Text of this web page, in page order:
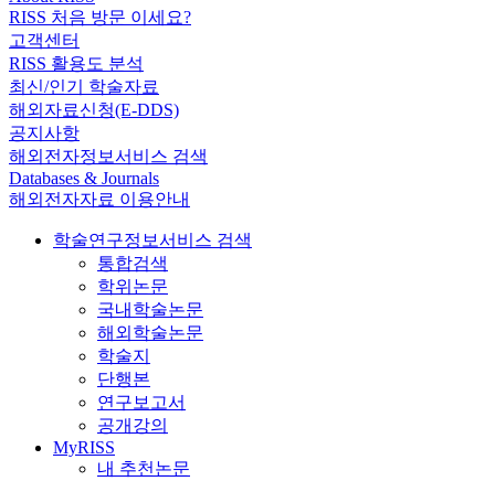
RISS 처음 방문 이세요?
고객센터
RISS 활용도 분석
최신/인기 학술자료
해외자료신청(E-DDS)
공지사항
해외전자정보서비스 검색
Databases & Journals
해외전자자료 이용안내
학술연구정보서비스 검색
통합검색
학위논문
국내학술논문
해외학술논문
학술지
단행본
연구보고서
공개강의
MyRISS
내 추천논문